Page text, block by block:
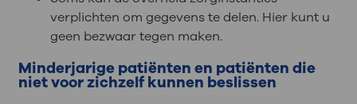
verplichten om gegevens te delen. Hier kunt u
geen bezwaar tegen maken.
Minderjarige patiënten en patiënten die
niet voor zichzelf kunnen beslissen